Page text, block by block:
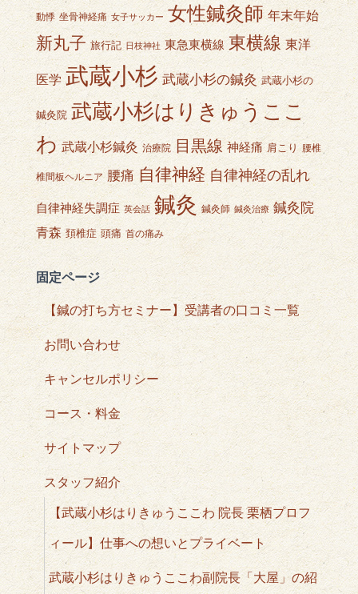
動悸 坐骨神経痛 女子サッカー 女性鍼灸師 年末年始
新丸子 旅行記 日枝神社 東急東横線 東横線 東洋
医学 武蔵小杉 武蔵小杉の鍼灸 武蔵小杉の
鍼灸院 武蔵小杉はりきゅうここ
わ 武蔵小杉鍼灸 治療院 目黒線 神経痛 肩こり 腰椎
椎間板ヘルニア 腰痛 自律神経 自律神経の乱れ
自律神経失調症 英会話 鍼灸 鍼灸師 鍼灸治療 鍼灸院
青森 頚椎症 頭痛 首の痛み
固定ページ
【鍼の打ち方セミナー】受講者の口コミ一覧
お問い合わせ
キャンセルポリシー
コース・料金
サイトマップ
スタッフ紹介
【武蔵小杉はりきゅうここわ 院長 栗栖プロフ
ィール】仕事への想いとプライベート
武蔵小杉はりきゅうここわ副院長「大屋」の紹